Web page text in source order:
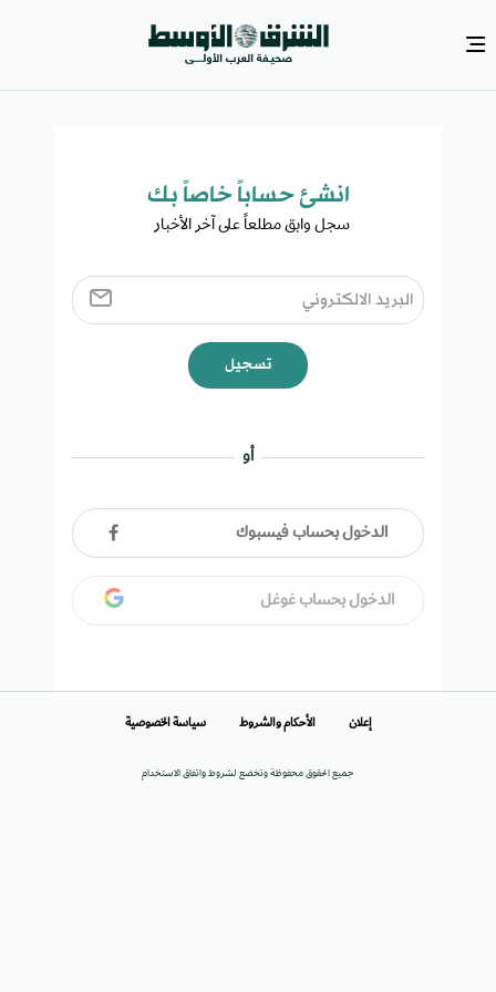
انشئ حساباً خاصاً بك​
سجل وابق مطلعاً على آخر الأخبار ​
تسجيل
أو
الدخول بحساب فيسبوك
الدخول بحساب غوغل
جميع الحقوق محفوظة وتخضع لشروط واتفاق الاستخدام
إعلان الأحكام والشروط سياسة الخصوصية